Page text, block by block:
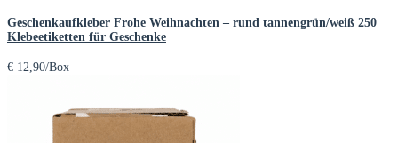
Geschenkaufkleber Frohe Weihnachten – rund tannengrün/weiß 250
Klebeetiketten für Geschenke
€ 12,90/Box